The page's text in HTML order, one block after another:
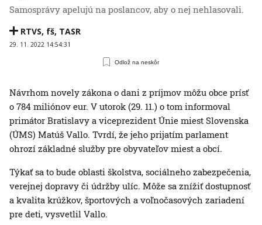
Samosprávy apelujú na poslancov, aby o nej nehlasovali.
RTVS, fš, TASR
29. 11. 2022 14:54:31
Odlož na neskôr
Návrhom novely zákona o dani z príjmov môžu obce prísť
o 784 miliónov eur. V utorok (29. 11.) o tom informoval
primátor Bratislavy a viceprezident Únie miest Slovenska
(ÚMS) Matúš Vallo. Tvrdí, že jeho prijatím parlament
ohrozí základné služby pre obyvateľov miest a obcí.
Týkať sa to bude oblasti školstva, sociálneho zabezpečenia,
verejnej dopravy či údržby ulíc. Môže sa znížiť dostupnosť
a kvalita krúžkov, športových a voľnočasových zariadení
pre deti, vysvetlil Vallo.